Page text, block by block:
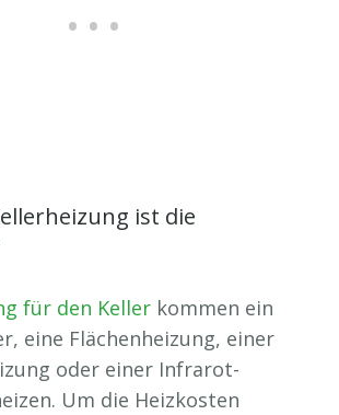
ist die
für den Keller kommen ein
eine Flächenheizung, einer
oder einer Infrarot-
Um die Heizkosten